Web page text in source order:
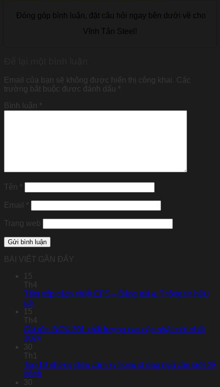
Đóng góp bình luận, đặt câu hỏi ngay bên dưới về cho
Vĩnh Tân Steel!
Email của bạn sẽ không được hiển thị công khai. Các
trường bắt buộc được đánh dấu *
Bình luận *
Tên *
Email *
Trang web
BÀI VIẾT GẦN ĐÂY
15
Th4
Tấm xốp cách nhiệt EPS – Bảng giá & Thông tin hữu
ích
15
Th4
Giá tôn INOX 201 chất lượng cao cập nhật mới nhất
2024
30
Th1
Top 10 những điều cấm kỵ trong phòng ngủ cần biết để
tránh
30